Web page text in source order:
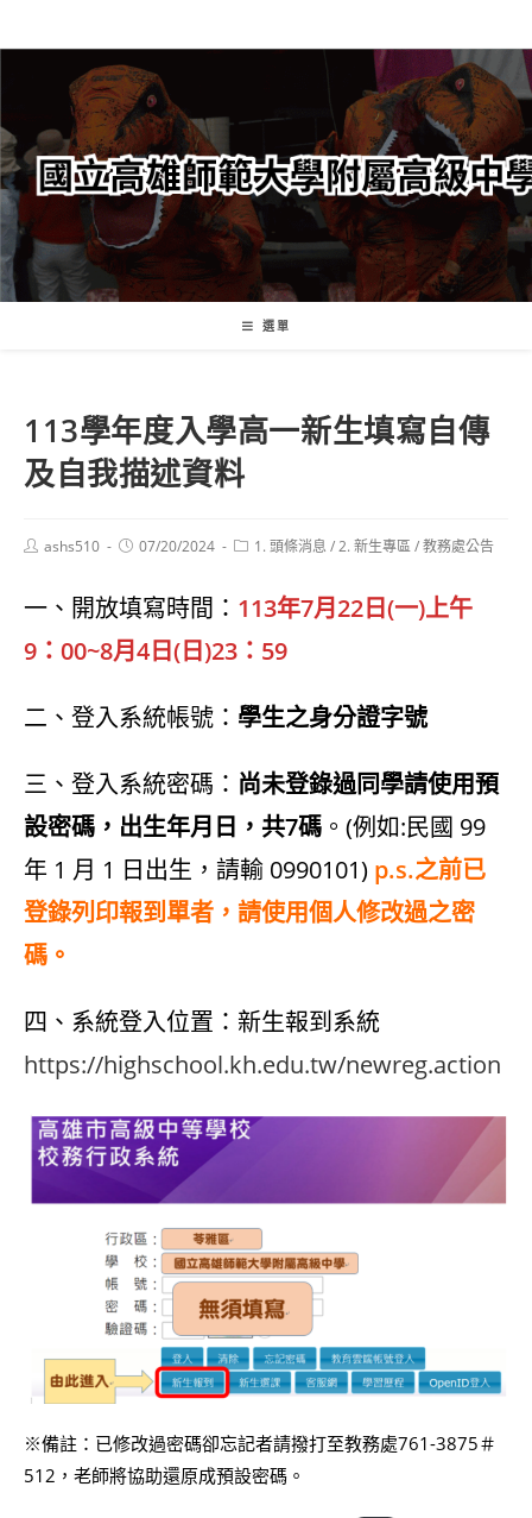
轉
要
內
容
選單
113學年度入學高一新生填寫自傳
及自我描述資料
Postashs510
Post07/20/2024
Post1. 頭條消息 /2. 新生專區/教務處公告
一、開放填寫時間： 113年7月22日(一)上午
9：00~8月4日(日)23：59
二、登入系統帳號： 學生之身分證字號
三、登入系統密碼： 尚未登錄過同學請使用預
設密碼，出生年月日，共7碼 。(例如:民國 99
年 1 月 1 日出生，請輸 0990101) p.s.之前已
登錄列印報到單者，請使用個人修改過之密
碼。
四、系統登入位置：新生報到系統
https://highschool.kh.edu.tw/newreg.action
※備註：已修改過密碼卻忘記者請撥打至教務處761-3875＃
512，老師將協助還原成預設密碼。